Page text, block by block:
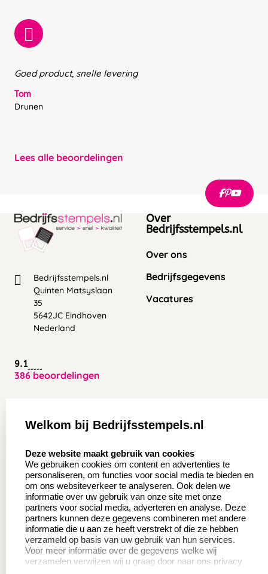
Goed product, snelle levering
Tom
Drunen
Lees alle beoordelingen
Bedrijfsstempels.nl
Quinten Matsyslaan
35
5642JC Eindhoven
Nederland
9.1
386 beoordelingen
Over
Bedrijfsstempels.nl
Over ons
Bedrijfsgegevens
Vacatures
Aanvraag op maat
Wederverkoper
worden
Sale
Betaling & Verzending
Contact opnemen
Veel gestelde vragen
Retourneren
Herroepingsrecht
Productinformatie:
Welkom bij Bedrijfsstempels.nl
Deze website maakt gebruik van cookies
We gebruiken cookies om content en advertenties te
personaliseren, om functies voor social media te bieden en
om ons websiteverkeer te analyseren. Ook delen we
informatie over uw gebruik van onze site met onze
partners voor social media, adverteren en analyse. Deze
partners kunnen deze gegevens combineren met andere
informatie die u aan ze heeft verstrekt of die ze hebben
verzameld op basis van uw gebruik van hun services.
Voor meer informatie over de gegevens welke wij
verzamelen verwijzen wij u graag door naar ons privacy